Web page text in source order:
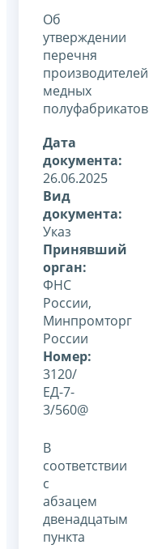
Об
утверждении
перечня
производителей
медных
полуфабрикатов
Дата
документа:
26.06.2025
Вид
документа:
Указ
Принявший
орган:
ФНС
России,
Минпромторг
России
Номер:
3120/
ЕД-7-
3/560@
В
соответствии
с
абзацем
двенадцатым
пункта